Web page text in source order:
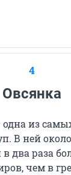
4
Овсянка
из
В ней около
в два раза
чем в